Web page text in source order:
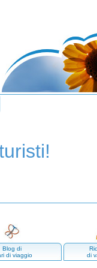
Blog di
di viaggio
di